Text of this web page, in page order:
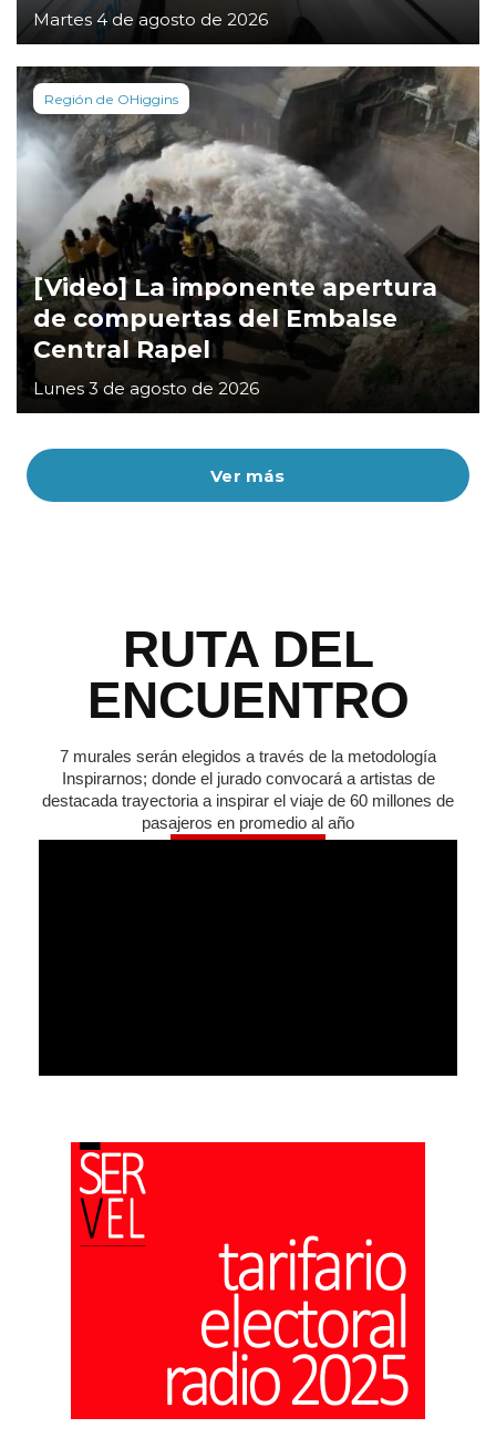
Ver más
Martes 4 de agosto de 2026
Región de OHiggins
[Video] La imponente apertura
de compuertas del Embalse
Central Rapel
Lunes 3 de agosto de 2026
RUTA DEL
ENCUENTRO
7 murales serán elegidos a través de la metodología
Inspirarnos; donde el jurado convocará a artistas de
destacada trayectoria a inspirar el viaje de 60 millones de
pasajeros en promedio al año